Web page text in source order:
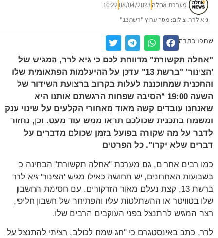
מערכת אחלה08/04/2023
10:22
גיא לרר. צילום: מסך ערוץ "רשת13"
שתפו כתבה
"אחלה תקשורת" מדווחת לכם כי גיא לרר, המגיש של
'הצינור' "ברשת 13" עדכן על ההיעלמות הפתאומית שלו
והתכנית שמתוכננת לעלות בקרוב ברצועת השידור של
השעה 19:00 "הסיבה שפחות הרגשתם אותנו היא
שאנחנו עובדים קשה מאוד מאחורי הקלעים על שינוי ענק
ומשמח בתכנית שכולכם תראו ממש עוד מעט. וכן, נחזור
לדבר על מה שקורה בפועל בזמן שכולם מדברים על
דברים שלא יקרו". כל הפרטים
כמו רבים אחרים, גם מערכת "אחלה תקשורת" הבחינה כי
בשבועות האחרונים, יש תחושה כאילו מגיש 'הצינור' גיא לרר
ברשת 13, קצת נעלם מאור הזרקורים. עם חסימת החשבון
שלו בטוויטר או ההשתלטות עליו והפתיחה של חשבון חליפי,
רצה המגיש להתנצל בפני העוקבים הרבים שלו.
לרר, כתב באינסטגרם כי "חג שמח לכולם, רציתי להתנצל על